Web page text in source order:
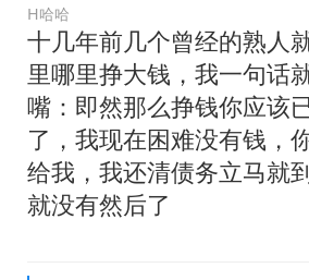
H哈哈
十几年前几个曾经的熟人
里哪里挣大钱，我一句话
嘴：即然那么挣钱你应该
了，我现在困难没有钱，
给我，我还清债务立马就
就没有然后了